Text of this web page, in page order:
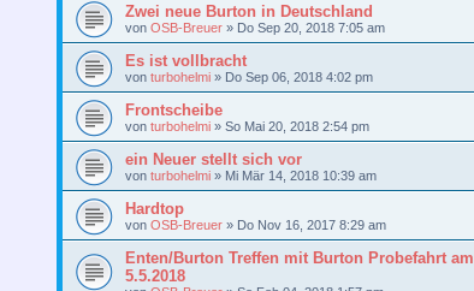
Zwei neue Burton in Deutschland
von OSB-Breuer » Do Sep 20, 2018 7:05 am
Es ist vollbracht
von turbohelmi » Do Sep 06, 2018 4:02 pm
Frontscheibe
von turbohelmi » So Mai 20, 2018 2:54 pm
ein Neuer stellt sich vor
von turbohelmi » Mi Mär 14, 2018 10:39 am
Hardtop
von OSB-Breuer » Do Nov 16, 2017 8:29 am
Enten/Burton Treffen mit Burton Probefahrt am
5.5.2018